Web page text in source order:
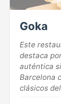
Goka
Este
destaca
auténtica
Barcelona
clásicos